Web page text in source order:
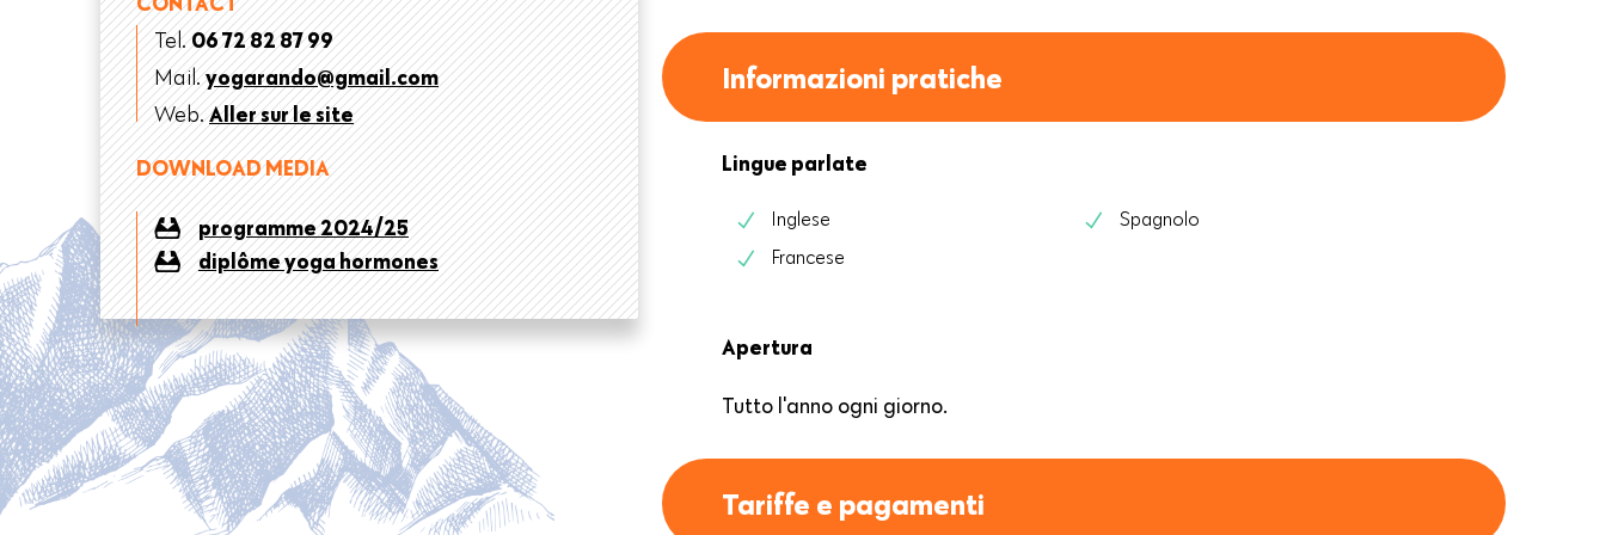
Tel.06 72 82 87 99
Mail.yogarando@gmail.com
Web.Aller sur le site
DOWNLOAD MEDIA
programme 2024/25
diplôme yoga hormones
Informazioni pratiche
Lingue parlate
Inglese
Spagnolo
Francese
Apertura
Tutto l'anno ogni giorno.
Tariffe e pagamenti